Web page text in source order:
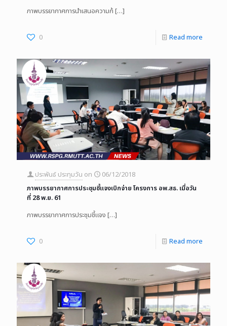
ภาพบรรยากาศการนำเสนอความก้ […]
0 Read more
ประพันธ์ ประทุมวัน on
06/12/2018
ภาพบรรยากาศการประชุมชี้แจงเบิกจ่าย โครงการ อพ.สธ. เมื่อวัน
ที่ 28 พ.ย. 61
ภาพบรรยากาศการประชุมชี้แจง […]
0 Read more